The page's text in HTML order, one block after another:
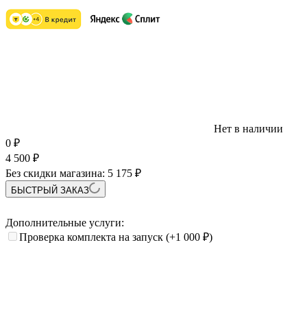
Нет в наличии
0 ₽
4 500 ₽
Без скидки магазина: 5 175 ₽
БЫСТРЫЙ ЗАКАЗ
Дополнительные услуги:
Проверка комплекта на запуск (+1 000 ₽)